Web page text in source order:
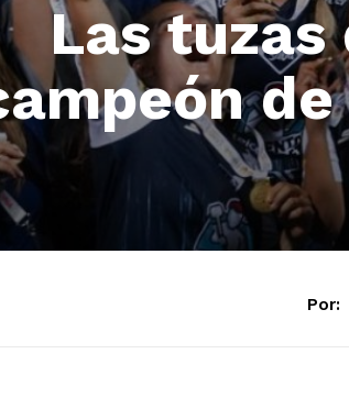
Las tuzas
Por: